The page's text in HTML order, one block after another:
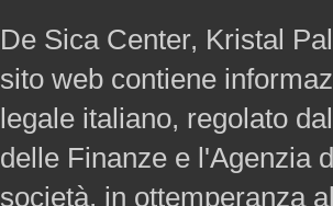
De Sica Center, Kristal
sito web contiene
legale italiano, regolato
delle Finanze e l'Agenzia
società, in ottemperanza